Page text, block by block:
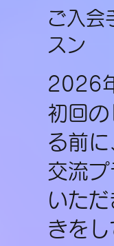
2026
初回
る前
交流
いた
きを
ご入会
スン